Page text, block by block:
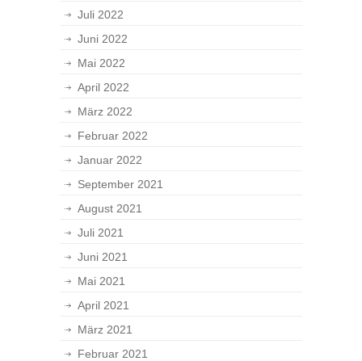
Juli 2022
Juni 2022
Mai 2022
April 2022
März 2022
Februar 2022
Januar 2022
September 2021
August 2021
Juli 2021
Juni 2021
Mai 2021
April 2021
März 2021
Februar 2021